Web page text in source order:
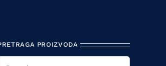
PROIZVODA